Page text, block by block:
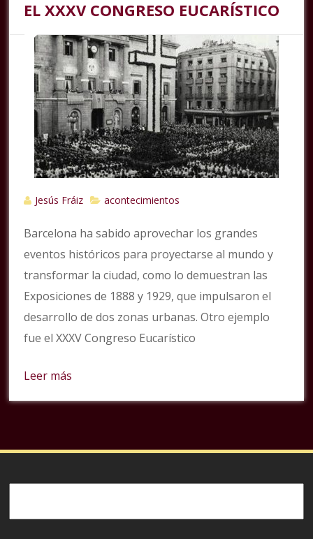
EL XXXV CONGRESO EUCARÍSTICO
Jesús Fráiz acontecimientos
Barcelona ha sabido aprovechar los grandes
eventos históricos para proyectarse al mundo y
transformar la ciudad, como lo demuestran las
Exposiciones de 1888 y 1929, que impulsaron el
desarrollo de dos zonas urbanas. Otro ejemplo
fue el XXXV Congreso Eucarístico
Leer más